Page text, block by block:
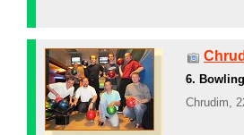
6.
Chrudim,